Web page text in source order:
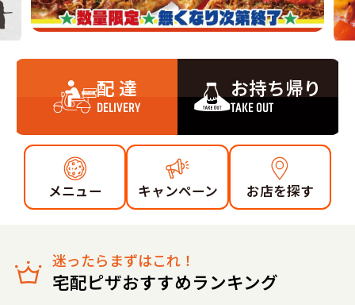
配 達
DELIVERY
お持ち帰り
TAKE OUT
メニュー キャンペーン お店を探す
迷ったらまずはこれ！
宅配ピザおすすめランキング